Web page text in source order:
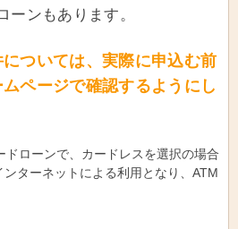
ーンもあります。
ついては、実際に申込む前
ページで確認するようにし
ドローンで、カードレスを選択の場合
ターネットによる利用となり、ATM